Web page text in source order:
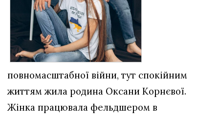
повномасштабної війни, тут спокійним
життям жила родина Оксани Корнєвої.
Жінка працювала фельдшером в